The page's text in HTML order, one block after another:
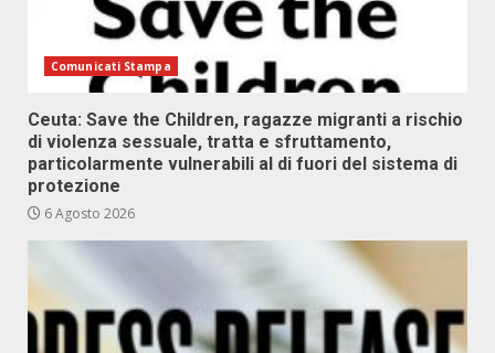
Comunicati Stampa
Ceuta: Save the Children, ragazze migranti a rischio
di violenza sessuale, tratta e sfruttamento,
particolarmente vulnerabili al di fuori del sistema di
protezione
6 Agosto 2026